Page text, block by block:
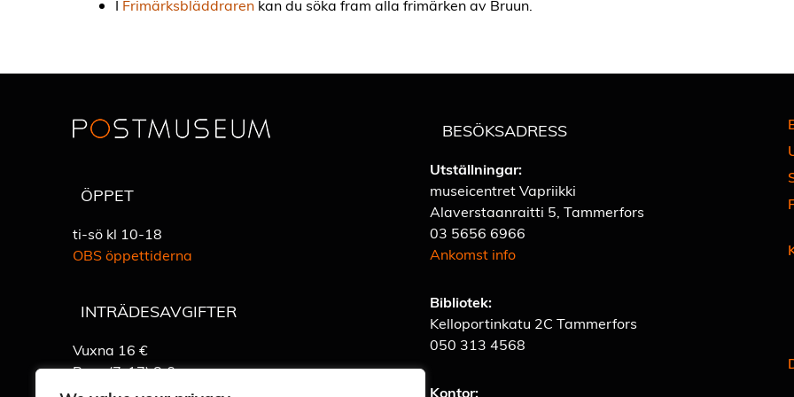
I Frimärksbläddraren kan du söka fram alla frimärken av Bruun.
ÖPPET
ti-sö kl 10-18
OBS öppettiderna
INTRÄDESAVGIFTER
Vuxna 16 €
Barn (7-17) 8 €
Detaljerad prisinformation
BESÖKSADRESS
Utställningar:
museicentret Vapriikki
Alaverstaanraitti 5, Tammerfors
03 5656 6966
Ankomst info
Bibliotek:
Kelloportinkatu 2C Tammerfors
050 313 4568
Kontor: